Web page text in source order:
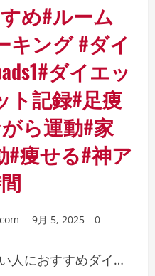
め#ルーム
キング #ダイ
ダイエッ
ト記録#足痩
ら運動#家
#痩せる#神ア
9月 5, 2025 0
人におすすめダイ…